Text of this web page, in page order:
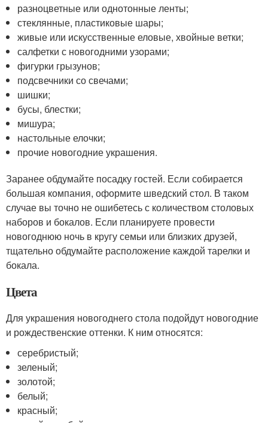
разноцветные или однотонные ленты;
стеклянные, пластиковые шары;
живые или искусственные еловые, хвойные ветки;
салфетки с новогодними узорами;
фигурки грызунов;
подсвечники со свечами;
шишки;
бусы, блестки;
мишура;
настольные елочки;
прочие новогодние украшения.
Заранее обдумайте посадку гостей. Если собирается
большая компания, оформите шведский стол. В таком
случае вы точно не ошибетесь с количеством столовых
наборов и бокалов. Если планируете провести
новогоднюю ночь в кругу семьи или близких друзей,
тщательно обдумайте расположение каждой тарелки и
бокала.
Цвета
Для украшения новогоднего стола подойдут новогодние
и рождественские оттенки. К ним относятся:
серебристый;
зеленый;
золотой;
белый;
красный;